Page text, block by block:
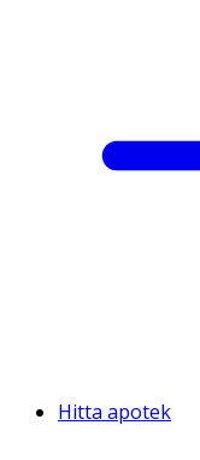
Hitta apotek